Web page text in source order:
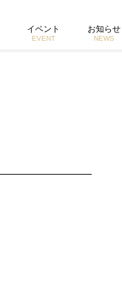
イベント
EVENT
お知らせ
NEWS